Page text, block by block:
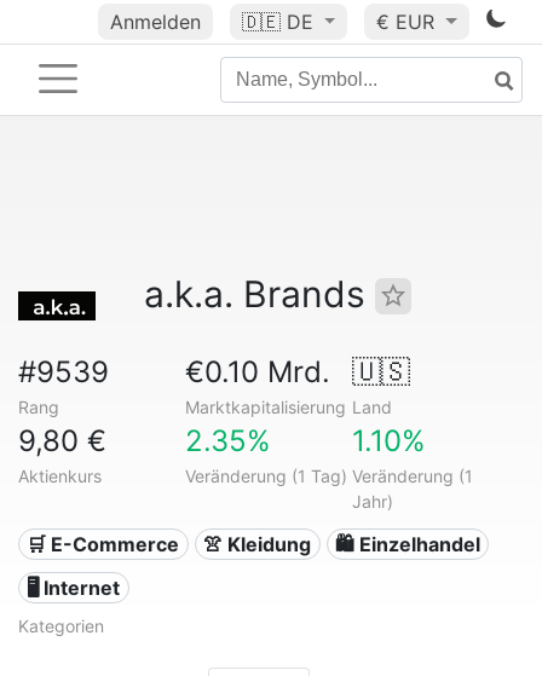
Anmelden 🇩🇪 DE € EUR
a.k.a. Brands
#9539
Rang
€0.10 Mrd.
Marktkapitalisierung
🇺🇸
Land
9,80 €
Aktienkurs
2.35%
Veränderung (1 Tag)
1.10%
Veränderung (1
Jahr)
🛒 E-Commerce 👚 Kleidung
🛍️ Einzelhandel
🖥️ Internet
Kategorien